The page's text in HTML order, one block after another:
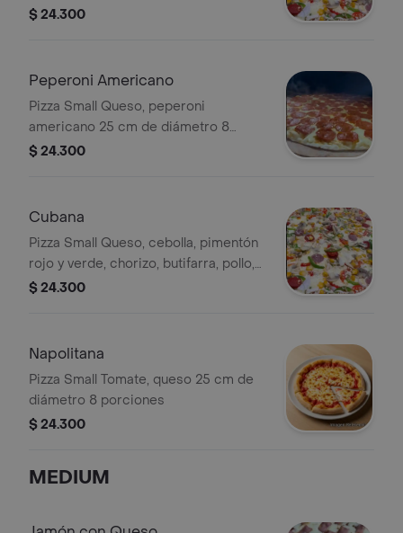
chorizo, butifarra, cebolla 25 cm de
$ 24.300
Peperoni Americano
Pizza Small Queso, peperoni
americano 25 cm de diámetro 8
porciones
$ 24.300
Cubana
Pizza Small Queso, cebolla, pimentón
rojo y verde, chorizo, butifarra, pollo,
piña trocitos, uvas pasas 25 cm de
$ 24.300
Napolitana
Pizza Small Tomate, queso 25 cm de
diámetro 8 porciones
$ 24.300
MEDIUM